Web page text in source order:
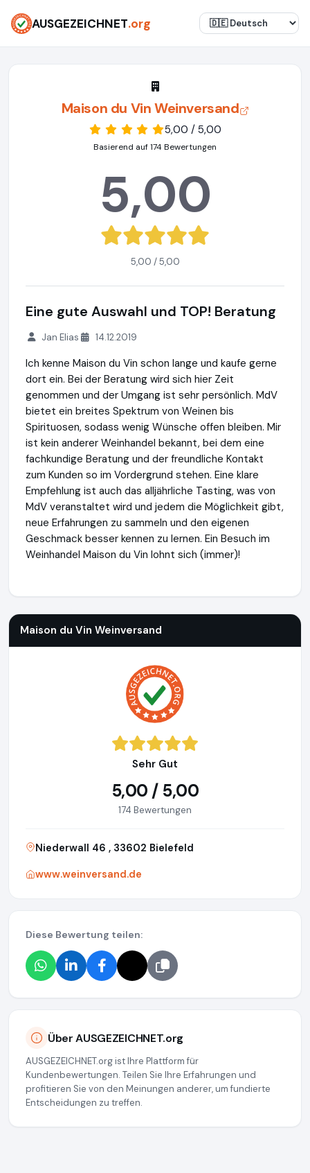
AUSGEZEICHNET.org
Maison du Vin Weinversand
5,00 / 5,00
Basierend auf 174 Bewertungen
5,00
5,00 / 5,00
Eine gute Auswahl und TOP! Beratung
Jan Elias 14.12.2019
Ich kenne Maison du Vin schon lange und kaufe gerne
dort ein. Bei der Beratung wird sich hier Zeit
genommen und der Umgang ist sehr persönlich. MdV
bietet ein breites Spektrum von Weinen bis
Spirituosen, sodass wenig Wünsche offen bleiben. Mir
ist kein anderer Weinhandel bekannt, bei dem eine
fachkundige Beratung und der freundliche Kontakt
zum Kunden so im Vordergrund stehen. Eine klare
Empfehlung ist auch das alljährliche Tasting, was von
MdV veranstaltet wird und jedem die Möglichkeit gibt,
neue Erfahrungen zu sammeln und den eigenen
Geschmack besser kennen zu lernen. Ein Besuch im
Weinhandel Maison du Vin lohnt sich (immer)!
Maison du Vin Weinversand
Sehr Gut
5,00 / 5,00
174 Bewertungen
Niederwall 46 , 33602 Bielefeld
www.weinversand.de
Diese Bewertung teilen:
Über AUSGEZEICHNET.org
AUSGEZEICHNET.org ist Ihre Plattform für
Kundenbewertungen. Teilen Sie Ihre Erfahrungen und
profitieren Sie von den Meinungen anderer, um fundierte
Entscheidungen zu treffen.